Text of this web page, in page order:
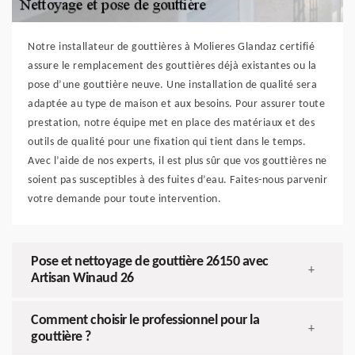
Notre installateur de gouttières à Molieres Glandaz certifié
assure le remplacement des gouttières déjà existantes ou la
pose d’une gouttière neuve. Une installation de qualité sera
adaptée au type de maison et aux besoins. Pour assurer toute
prestation, notre équipe met en place des matériaux et des
outils de qualité pour une fixation qui tient dans le temps.
Avec l’aide de nos experts, il est plus sûr que vos gouttières ne
soient pas susceptibles à des fuites d’eau. Faites-nous parvenir
votre demande pour toute intervention.
Pose et nettoyage de gouttière 26150 avec
Artisan Winaud 26
+
Comment choisir le professionnel pour la
gouttière ?
+